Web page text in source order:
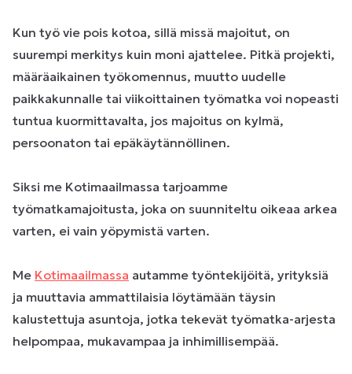
Kun työ vie pois kotoa, sillä missä majoitut, on
suurempi merkitys kuin moni ajattelee. Pitkä projekti,
määräaikainen työkomennus, muutto uudelle
paikkakunnalle tai viikoittainen työmatka voi nopeasti
tuntua kuormittavalta, jos majoitus on kylmä,
persoonaton tai epäkäytännöllinen.
Siksi me Kotimaailmassa tarjoamme
työmatkamajoitusta, joka on suunniteltu oikeaa arkea
varten, ei vain yöpymistä varten.
Me Kotimaailmassa autamme työntekijöitä, yrityksiä
ja muuttavia ammattilaisia löytämään täysin
kalustettuja asuntoja, jotka tekevät työmatka-arjesta
helpompaa, mukavampaa ja inhimillisempää.